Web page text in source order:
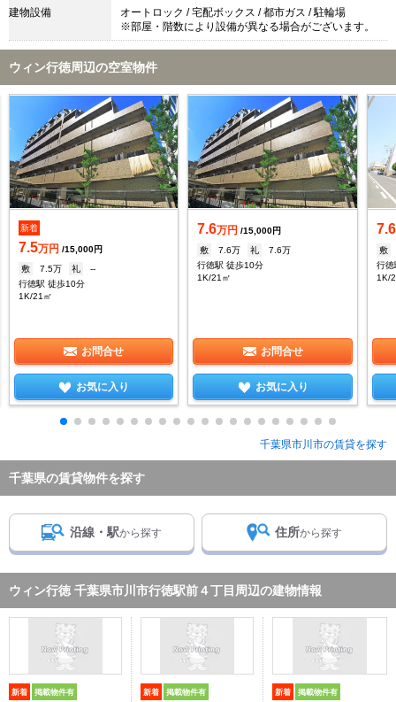
建物設備
オートロック / 宅配ボックス / 都市ガス / 駐輪場
※部屋・階数により設備が異なる場合がございます。
ウィン行徳周辺の空室物件
新着
7.5万円 /15,000円
敷
7.5万 礼
--
行徳駅 徒歩10分
1K/21㎡
お問合せ
お気に入り
7.6万円 /15,000円
敷
7.6万 礼
7.6万
行徳駅 徒歩10分
1K/21㎡
お問合せ
お気に入り
7.6
敷
行徳
1K/
千葉県市川市の賃貸を探す
千葉県の賃貸物件を探す
沿線・駅から探す 住所から探す
ウィン行徳 千葉県市川市行徳駅前４丁目周辺の建物情報
新着 掲載物件有 新着 掲載物件有 新着 掲載物件有